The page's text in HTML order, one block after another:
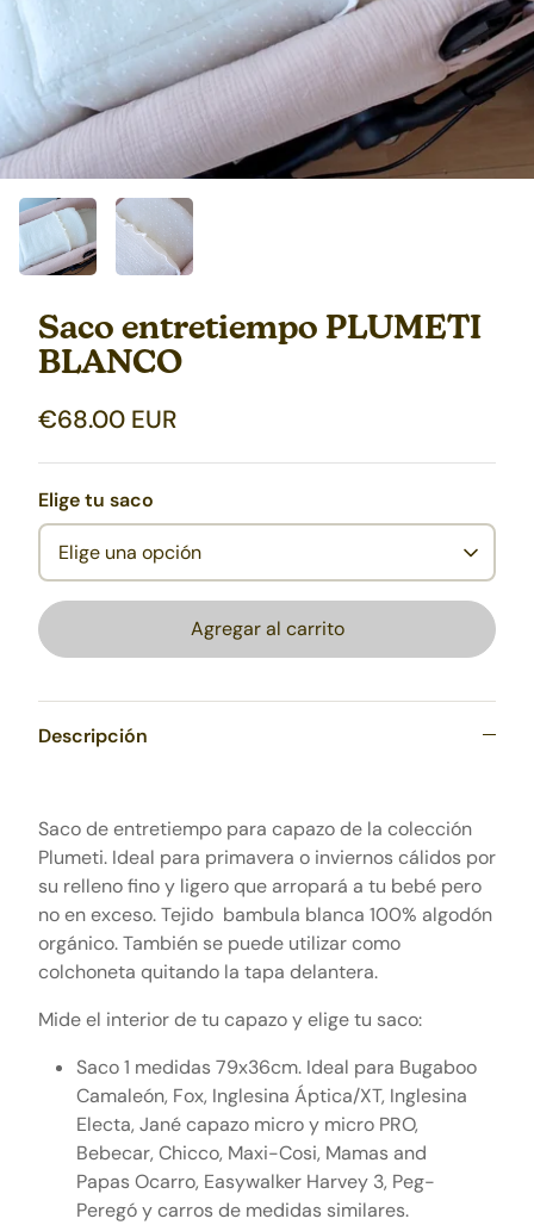
Saco entretiempo PLUMETI
BLANCO
€68.00 EUR
Elige tu saco
Elige una opción
Agregar al carrito
Descripción
Saco de entretiempo para capazo de la colección
Plumeti. Ideal para primavera o inviernos cálidos por
su relleno fino y ligero que arropará a tu bebé pero
no en exceso. Tejido bambula blanca 100% algodón
orgánico. También se puede utilizar como
colchoneta quitando la tapa delantera.
Mide el interior de tu capazo y elige tu saco:
Saco 1 medidas79x36cm. Ideal para Bugaboo
Camaleón, Fox, Inglesina Áptica/XT, Inglesina
Electa, Jané capazo micro y micro PRO,
Bebecar, Chicco, Maxi-Cosi, Mamas and
Papas Ocarro, Easywalker Harvey 3, Peg-
Peregó y carros de medidas similares.